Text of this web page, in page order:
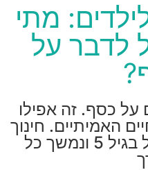
מתי
לדבר על
על כסף. זה אפילו
האמיתיים. חינוך
פיננסי לילדים מתחיל בגיל 5 ונמשך כל